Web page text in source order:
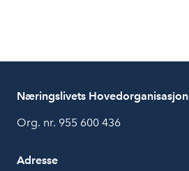
Næringslivets Hovedorganisasjon
Org. nr. 955 600 436
Adresse